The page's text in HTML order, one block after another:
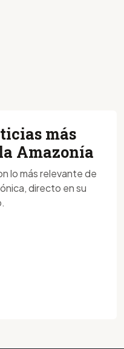
más
Amazonía
lo más relevante de
directo en su